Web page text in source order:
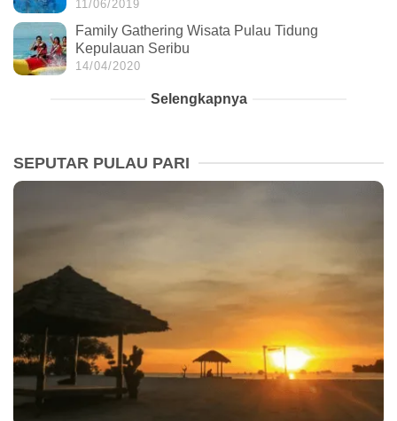
11/06/2019
Family Gathering Wisata Pulau Tidung
Kepulauan Seribu
14/04/2020
Selengkapnya
SEPUTAR PULAU PARI